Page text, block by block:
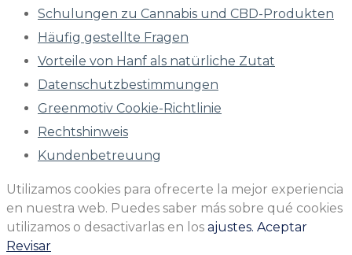
Schulungen zu Cannabis und CBD-Produkten
Häufig gestellte Fragen
Vorteile von Hanf als natürliche Zutat
Datenschutzbestimmungen
Greenmotiv Cookie-Richtlinie
Rechtshinweis
Kundenbetreuung
Utilizamos cookies para ofrecerte la mejor experiencia
en nuestra web. Puedes saber más sobre qué cookies
utilizamos o desactivarlas en los ajustes. Aceptar
Revisar